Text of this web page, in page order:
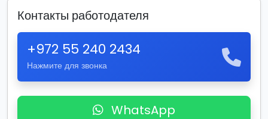
Контакты работодателя
+972 55 240 2434
Нажмите для звонка
WhatsApp